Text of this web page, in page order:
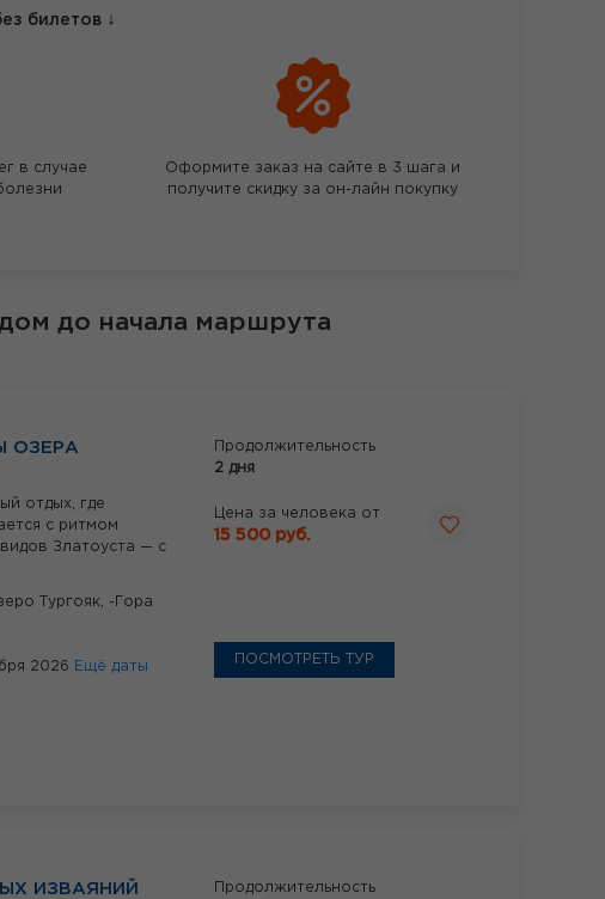
билетов ↓
в случае
Оформите заказ на сайте в 3 шага и
получите скидку за он-лайн покупку
до начала маршрута
ОЗЕРА
отдых, где
с ритмом
Златоуста — с
Тургояк, -Гора
2026 Ещё даты
Продолжительность
2 дня
Цена за человека от
15 500 руб.
ПОСМОТРЕТЬ ТУР
ИЗВАЯНИЙ
Продолжительность